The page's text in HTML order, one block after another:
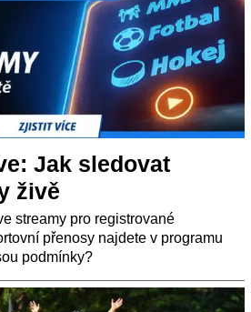
Jak sledovat
živě
streamy pro registrované
přenosy najdete v programu
podmínky?